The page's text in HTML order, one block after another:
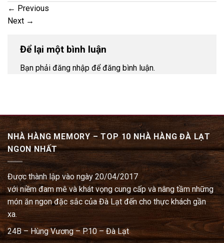
← Previous
Next →
Để lại một bình luận
Bạn phải đăng nhập để đăng bình luận.
NHÀ HÀNG MEMORY – TOP 10 NHÀ HÀNG ĐÀ LẠT
NGON NHẤT
Được thành lập vào ngày 20/04/2017
với niềm đam mê và khát vọng cung cấp và nâng tầm những
món ăn ngon đặc sắc của Đà Lạt đến cho thực khách gần
xa.
24B – Hùng Vương – P.10 – Đà Lạt